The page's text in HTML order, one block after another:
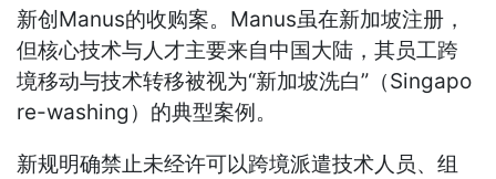
新创Manus的收购案。Manus虽在新加坡注册，
但核心技术与人才主要来自中国大陆，其员工跨
境移动与技术转移被视为“新加坡洗白”（Singapo
re-washing）的典型案例。
新规明确禁止未经许可以跨境派遣技术人员、组